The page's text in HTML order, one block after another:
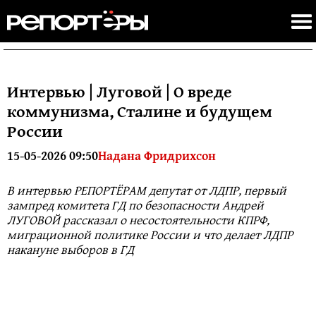
Интервью | Луговой | О вреде
коммунизма, Сталине и будущем
России
15-05-2026 09:50Надана Фридрихсон
В интервью РЕПОРТЁРАМ депутат от ЛДПР, первый
зампред комитета ГД по безопасности Андрей
ЛУГОВОЙ рассказал о несостоятельности КПРФ,
миграционной политике России и что делает ЛДПР
накануне выборов в ГД